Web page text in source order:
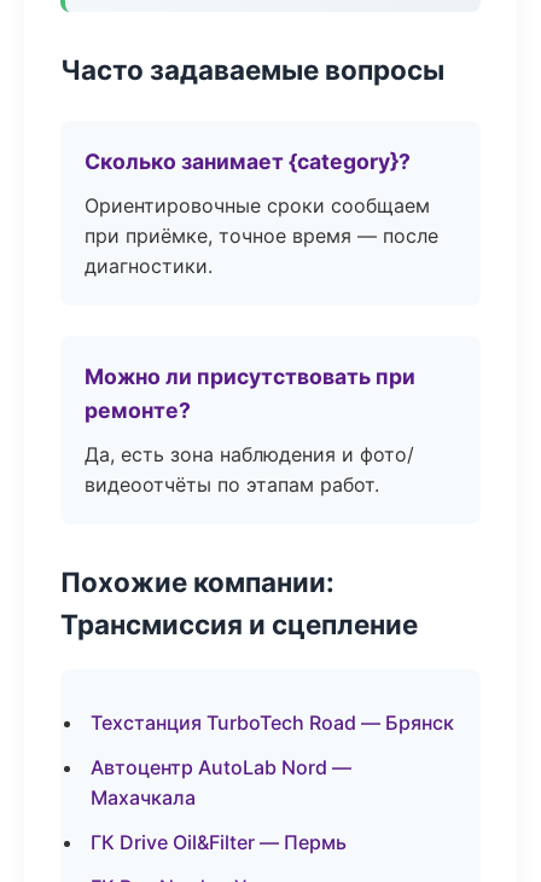
Часто задаваемые вопросы
Сколько занимает {category}?
Ориентировочные сроки сообщаем
при приёмке, точное время — после
диагностики.
Можно ли присутствовать при
ремонте?
Да, есть зона наблюдения и фото/
видеоотчёты по этапам работ.
Похожие компании:
Трансмиссия и сцепление
Техстанция TurboTech Road — Брянск
Автоцентр AutoLab Nord —
Махачкала
ГК Drive Oil&Filter — Пермь